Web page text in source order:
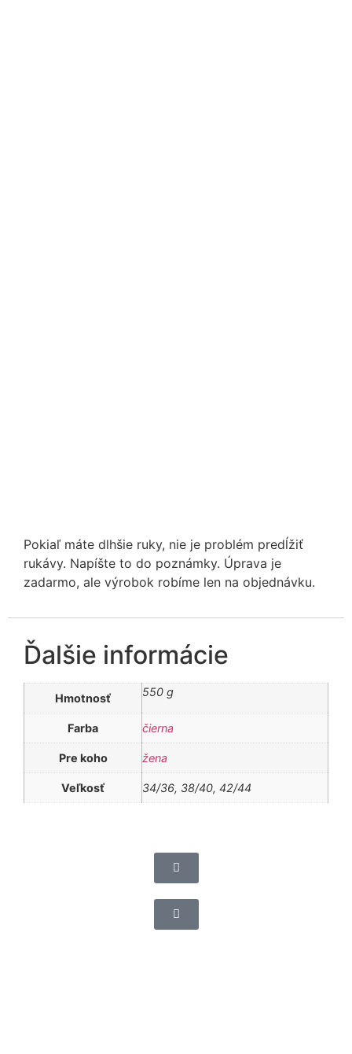
Pokiaľ máte dlhšie ruky, nie je problém predĺžiť
rukávy. Napíšte to do poznámky. Úprava je
zadarmo, ale výrobok robíme len na objednávku.
Ďalšie informácie
Hmotnosť 550 g
Farba čierna
Pre koho žena
Veľkosť 34/36, 38/40, 42/44